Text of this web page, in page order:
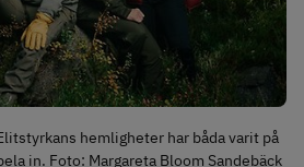
hemligheter har båda varit på
in. Foto: Margareta Bloom Sandebäck